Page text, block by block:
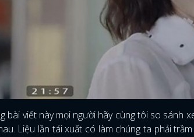
bài viết này mọi người hãy cùng tôi so sánh
Liệu lần tái xuất có làm chúng ta phải